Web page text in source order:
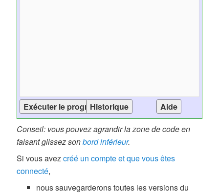
Conseil: vous pouvez agrandir la zone de code en
faisant glissez sonbord inférieur.
Si vous avezcréé un compte et que vous êtes
connecté,
nous sauvegarderons toutes les versions du